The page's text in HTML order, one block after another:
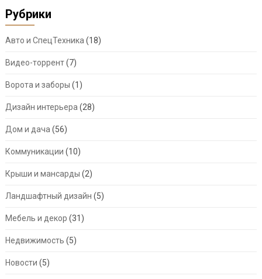
Рубрики
Авто и СпецТехника (18)
Видео-торрент(7)
Ворота и заборы (1)
Дизайн интерьера (28)
Дом и дача (56)
Коммуникации (10)
Крыши и мансарды (2)
Ландшафтный дизайн (5)
Мебель и декор (31)
Недвижимость (5)
Новости (5)